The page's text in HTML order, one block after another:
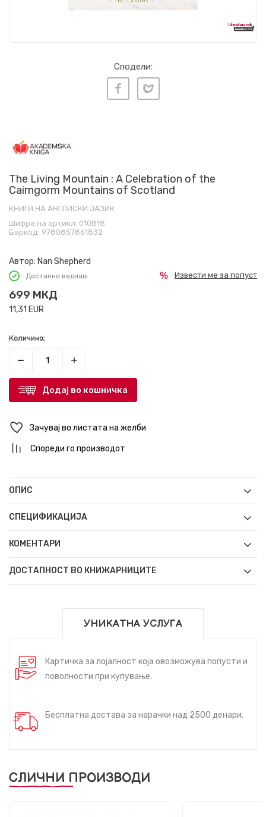
Сподели:
The Living Mountain : A Celebration of the
Cairngorm Mountains of Scotland
КНИГИ НА АНГЛИСКИ ЈАЗИК
Шифра на артикл: 010818
Баркод: 9780857861832
Автор: Nan Shepherd
Достапно веднаш
699 МКД
11,31 EUR
Извести ме за попуст
Количина:
Додај во кошничка
Зачувај во листата на желби
Спореди го производот
ОПИС
СПЕЦИФИКАЦИЈА
КОМЕНТАРИ
ДОСТАПНОСТ ВО КНИЖАРНИЦИТЕ
УНИКАТНА УСЛУГА
Картичка за лојалност која овозможува попусти и
поволности при купување.
Бесплатна достава за нарачки над 2500 денари.
СЛИЧНИ ПРОИЗВОДИ